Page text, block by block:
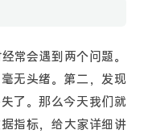
会遇到两个问题。
无头绪。第二，发现
了。那么今天我们就
指标，给大家详细讲